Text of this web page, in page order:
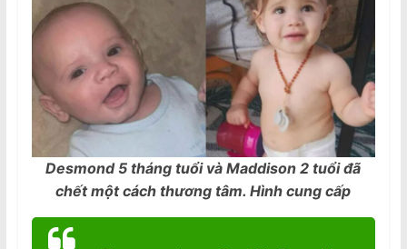
Desmond 5 tháng tuổi và Maddison 2 tuổi đã
chết một cách thương tâm. Hình cung cấp